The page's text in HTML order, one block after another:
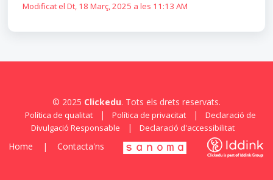
Modificat el Dt, 18 Març, 2025 a les 11:13 AM
© 2025 Clickedu. Tots els drets reservats.
Política de qualitat | Política de privacitat |
Declaració de
Divulgació Responsable
| Declaració d'accessibilitat
Home | Contacta'ns